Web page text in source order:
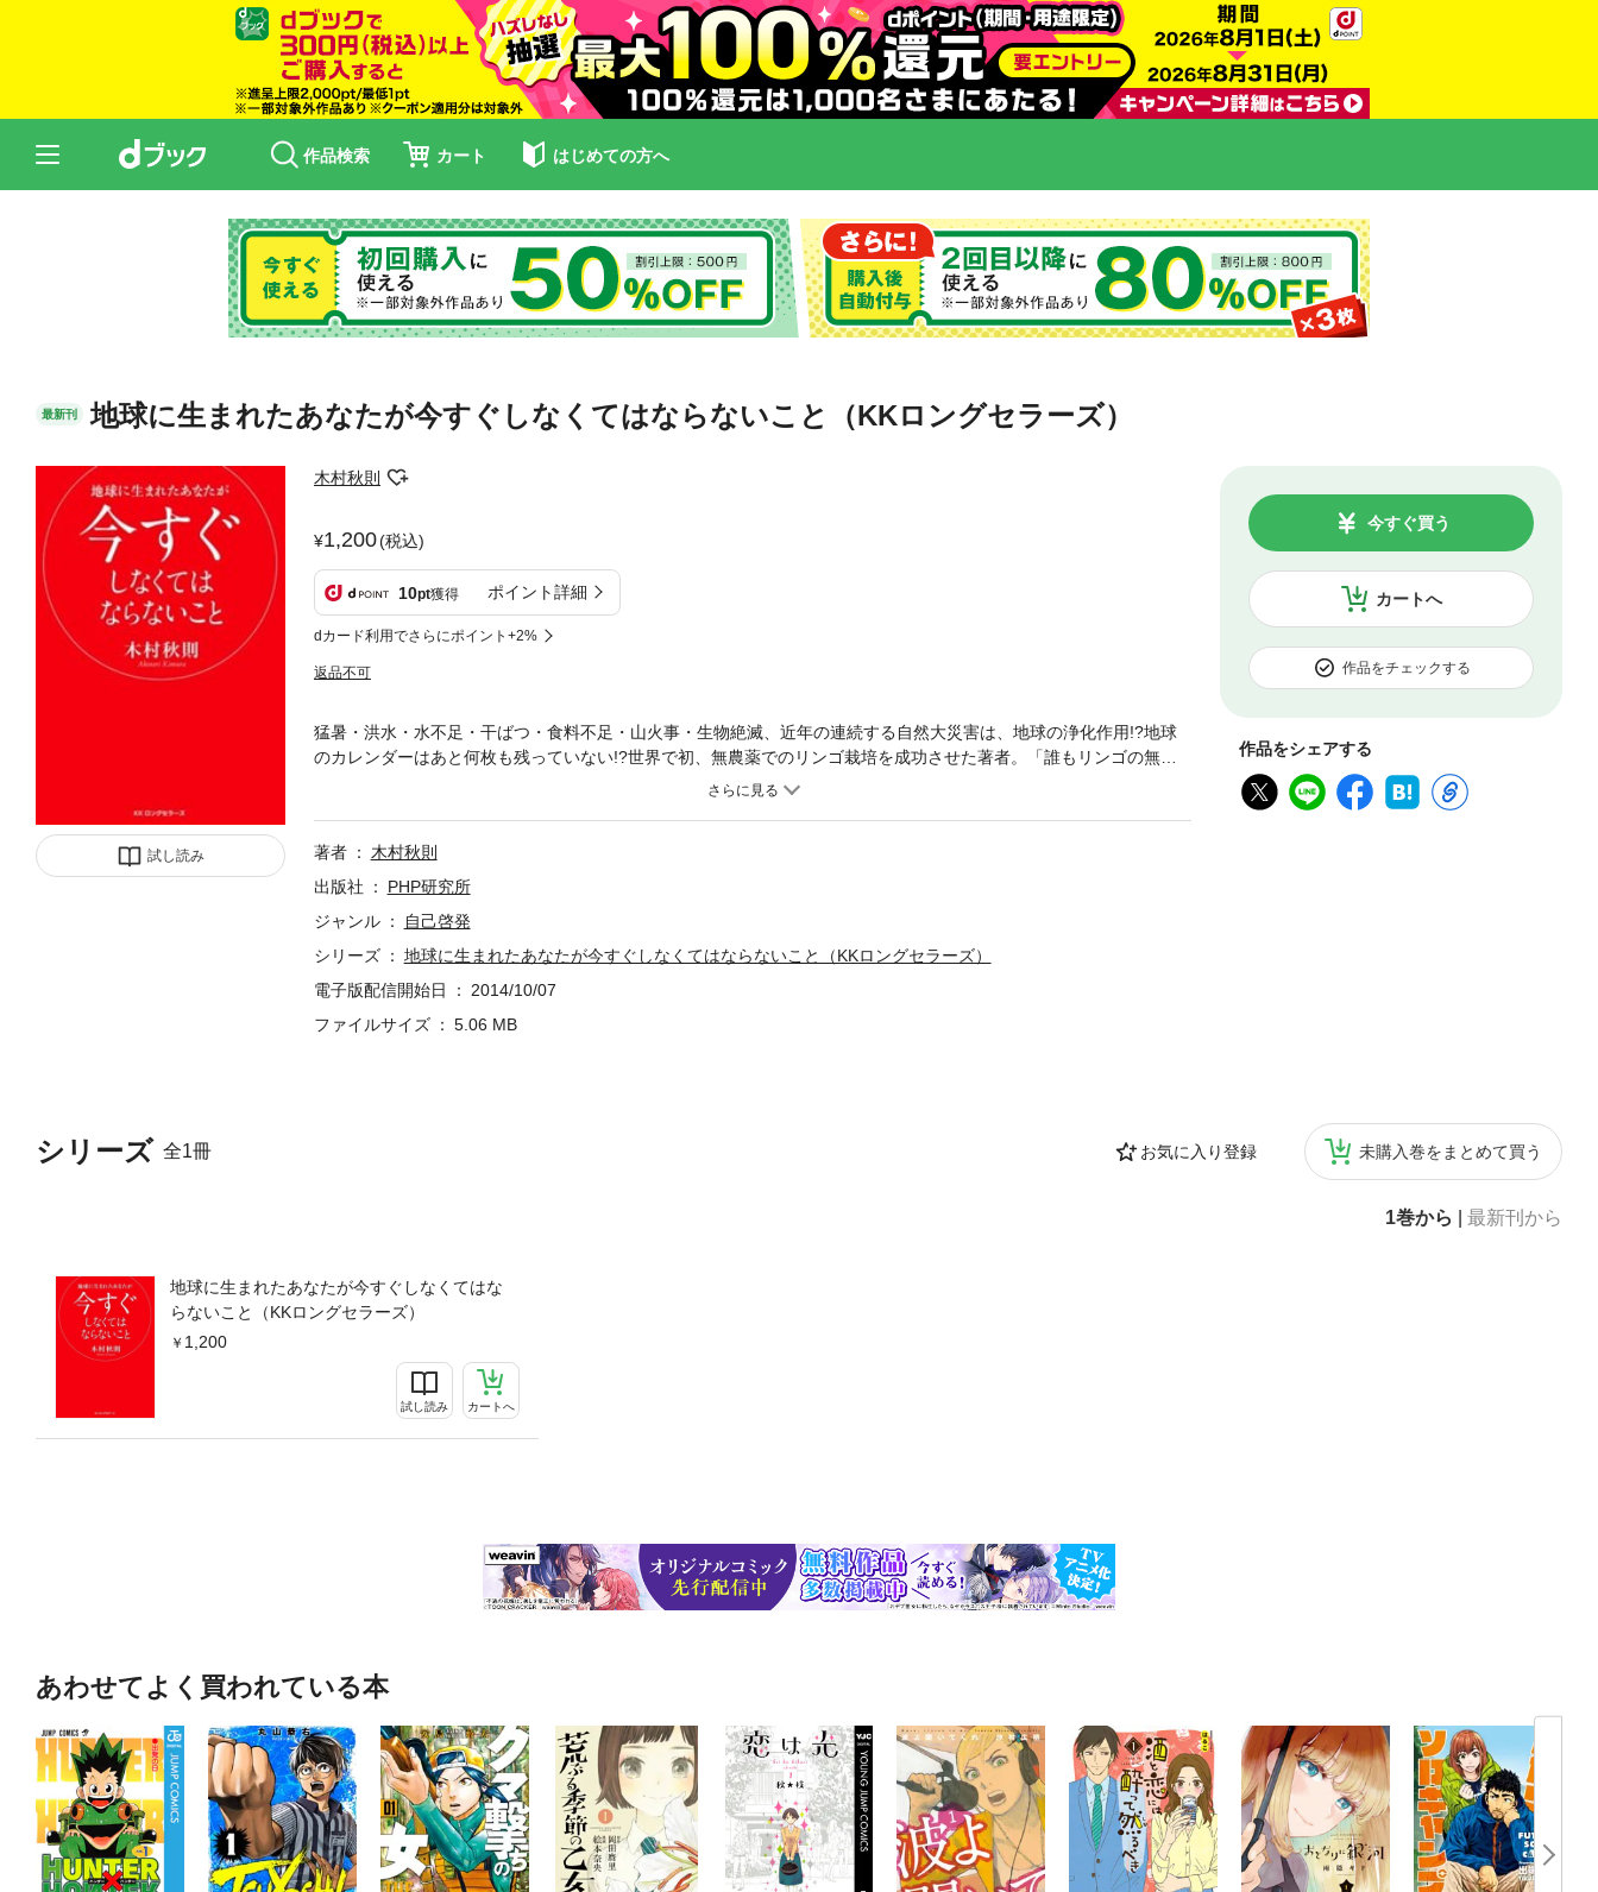
作品検索 カート はじめての方へ
最新刊 地球に生まれたあなたが今すぐしなくてはならないこと（KKロングセラーズ）
試し読み
木村秋則
1,200(税込)
10pt獲得 ポイント詳細
dカード利用でさらにポイント+2%
返品不可
カートへ
今すぐ買う
作品をチェックする
作品をシェアする
シリーズ 全1冊 お気に入り登録 未購入巻をまとめて買う
1巻から 最新刊から
地球に生まれたあなたが今すぐしなくてはな
らないこと（KKロングセラーズ）
1,200
試し読み カートへ
猛暑・洪水・水不足・干ばつ・食料不足・山火事・生物絶滅、近年の連続する自然大災害は、地球の浄化作用!?地球
のカレンダーはあと何枚も残っていない!?世界で初、無農薬でのリンゴ栽培を成功させた著者。「誰もリンゴの無農
薬栽培の方法を教えてはくれませんでした。〔中略〕自然からたくさんのことを教えられたのです。リンゴの木か
た「不自然」を「自然」に戻すことをしなくてはいけないのではないかと思っています。ずいぶんと壊してしまった
自然を、元に戻す努力をしなくてはなりません。人の手で壊すことができたのですから、人の手で戻すことができる
日本人としてだけではなく、アメリカ人としてだけではなく、ドイツ人としてだけではなく、「地球人」としての自
覚を、みんなが持てば、おのずとわたしたちの「思い」も「行動」も変わると思います。(本書「見返し」より)」地球
がなくならないようにするためにみんなが笑って暮らせる明日のために『奇跡のリンゴ』映画化で大反響の著者が贈
著者
木村秋則
出版社
PHP研究所
ジャンル
自己啓発
シリーズ
地球に生まれたあなたが今すぐしなくてはならないこと（KKロングセラーズ）
電子版配信開始日
2014/10/07
ファイルサイズ
5.06 MB
あわせてよく買われている本